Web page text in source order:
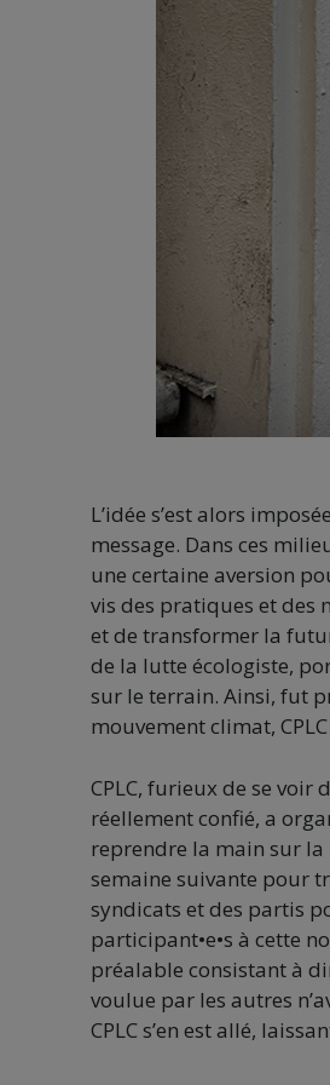
L’idée s’est alors
message. Dans ces
une certaine aversion
vis des pratiques et des
et de transformer la
de la lutte écologiste,
sur le terrain. Ainsi, fut
mouvement climat,
CPLC, furieux de se
réellement confié, a
reprendre la main sur la
semaine suivante pour
syndicats et des partis
participant•e•s à cette
préalable consistant à
voulue par les autres
CPLC s’en est allé,